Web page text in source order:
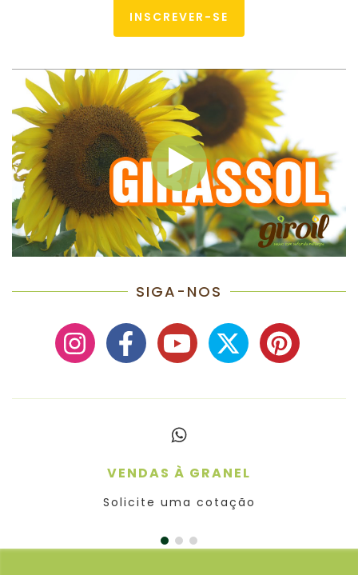
SIGA-NOS
VENDAS À GRANEL
Solicite uma cotação